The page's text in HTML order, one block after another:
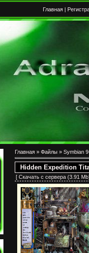
Главная|
Главная » Файлы » Symbian
Hidden Expedition
[ Скачать с сервера (3.91